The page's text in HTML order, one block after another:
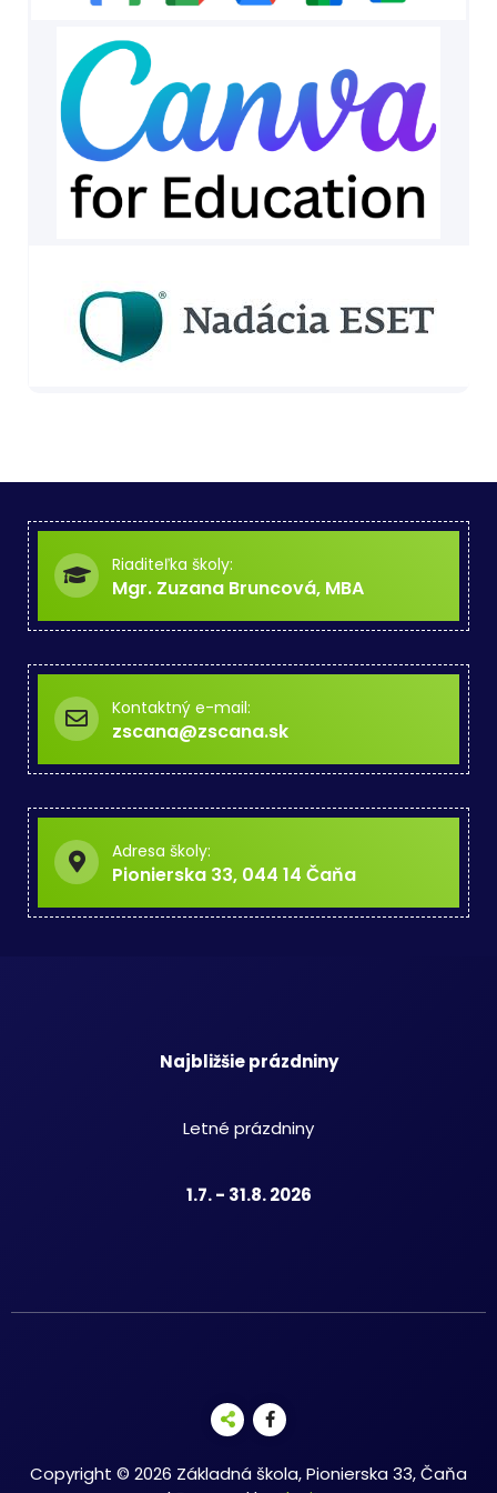
Riaditeľka školy:
Mgr. Zuzana Bruncová, MBA
Kontaktný e-mail:
zscana@zscana.sk
Adresa školy:
Pionierska 33, 044 14 Čaňa
Najbližšie prázdniny
Letné prázdniny
1.7. - 31.8. 2026
Copyright © 2026 Základná škola, Pionierska 33, Čaňa